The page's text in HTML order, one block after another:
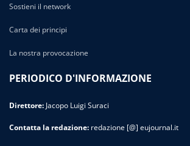
Sostieni il network
Carta dei principi
La nostra provocazione
PERIODICO D'INFORMAZIONE
Direttore: Jacopo Luigi Suraci
Contatta la redazione: redazione [@] eujournal.it